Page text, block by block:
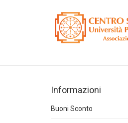
Informazioni
Buoni Sconto